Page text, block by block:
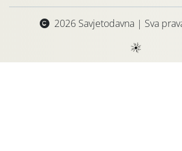
2026 Savjetodavna | Sva